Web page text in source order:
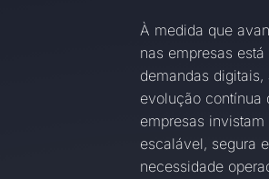
À medida que
nas empresas
demandas
evolução contínua
empresas
escalável, segura
necessidade